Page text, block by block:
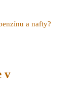
a nafty?
v